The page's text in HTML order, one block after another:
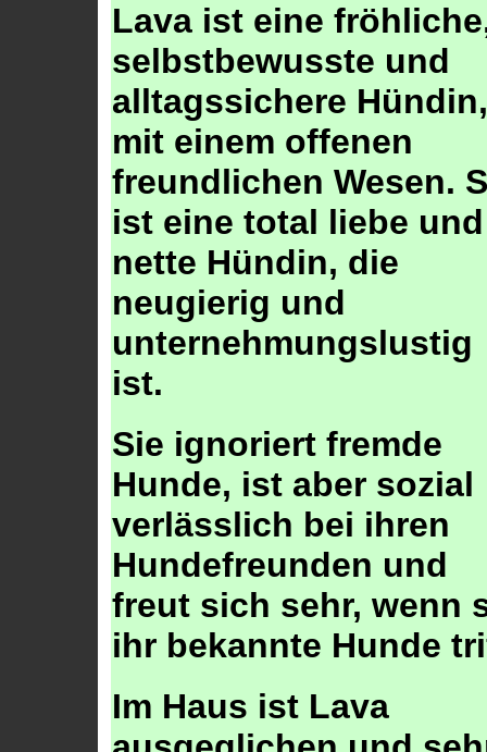
Lava ist eine
selbstbewusste und
alltagssichere Hündin,
mit einem offenen
freundlichen Wesen.
ist eine total liebe und
nette Hündin, die
neugierig und
unternehmungslustig
ist.
Sie ignoriert fremde
Hunde, ist aber sozial
verlässlich bei ihren
Hundefreunden und
freut sich sehr, wenn
ihr bekannte Hunde
Im Haus ist Lava